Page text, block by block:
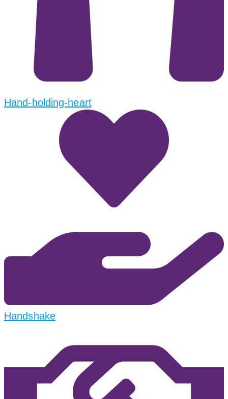
Hand-holding-heart
Handshake